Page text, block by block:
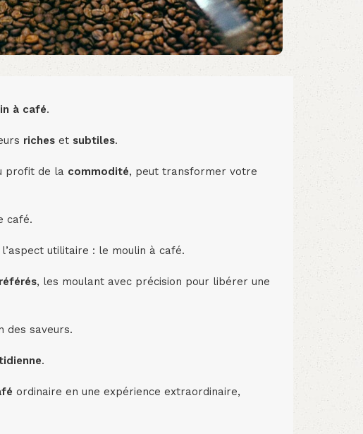
à café.
riches et subtiles.
profit de la commodité, peut transformer votre
café.
utilitaire : le moulin à café.
, les moulant avec précision pour libérer une
des saveurs.
.
ordinaire en une expérience extraordinaire,